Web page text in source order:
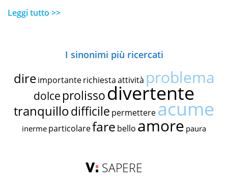
Leggi tutto >>
I sinonimi più ricercati
dire importante richiestaattività problema
dolce prolissodivertente
tranquillodifficile permettereacume
inerme particolarefare bello amore paura
SAPERE